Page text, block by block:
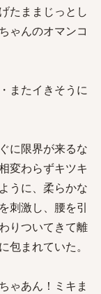
たままじっとし
ゃんのオマンコ
またイきそうに
に限界が来るな
変わらずキツキ
うに、柔らかな
刺激し、腰を引
りついてきて離
包まれていた。
ゃあん！ミキま